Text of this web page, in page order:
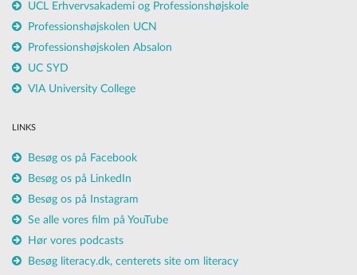
UCL Erhvervsakademi og Professionshøjskole
Professionshøjskolen UCN
Professionshøjskolen Absalon
UC SYD
VIA University College
LINKS
Besøg os på Facebook
Besøg os på LinkedIn
Besøg os på Instagram
Se alle vores film på YouTube
Hør vores podcasts
Besøg literacy.dk, centerets site om literacy